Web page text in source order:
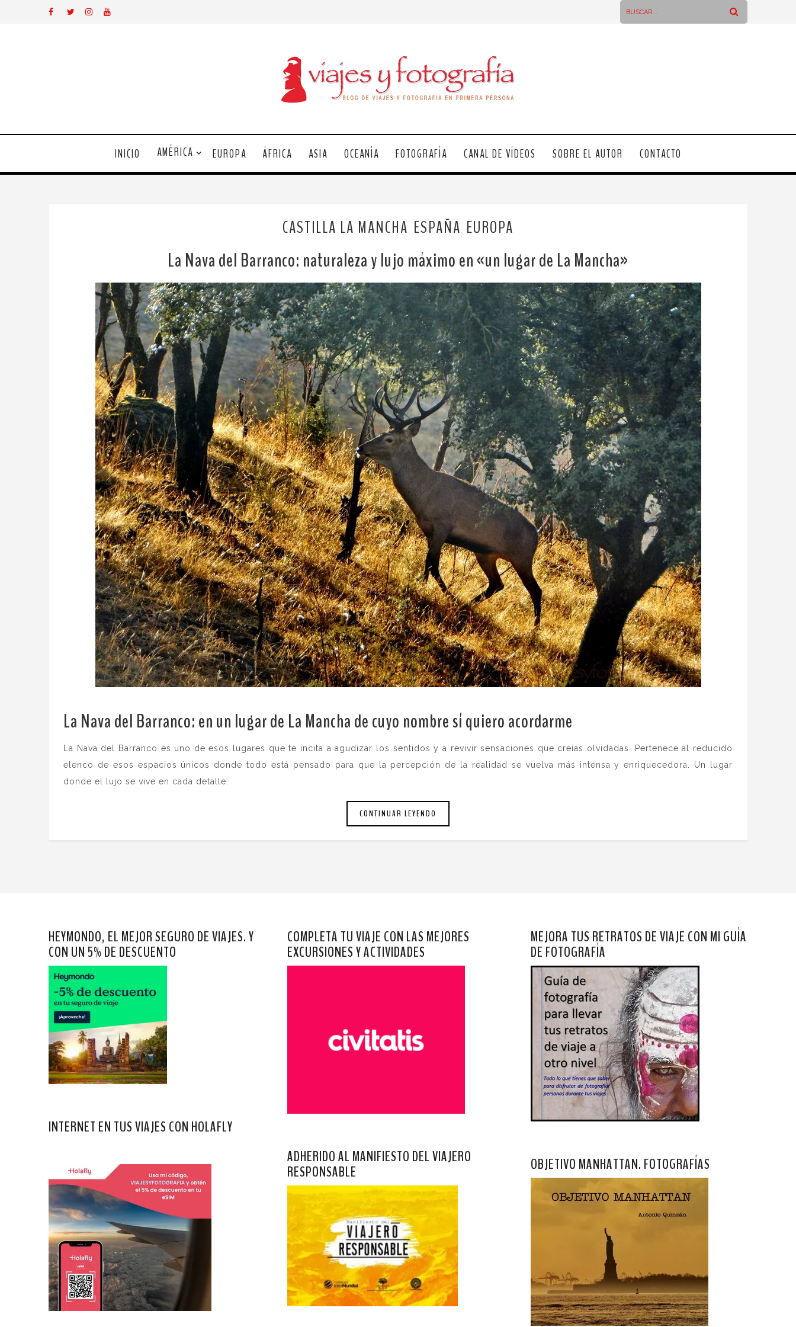
INICIO AMÉRICA EUROPA ÁFRICA ASIA OCEANÍA FOTOGRAFÍA CANAL DE VÍDEOS SOBRE EL AUTOR CONTACTO
CASTILLA LA MANCHA ESPAÑA EUROPA
La Nava del Barranco: naturaleza y lujo máximo en «un lugar de La Mancha»
La Nava del Barranco: en un lugar de La Mancha de cuyo nombre sí quiero acordarme
La Nava del Barranco es uno de esos lugares que te incita a agudizar los sentidos y a revivir sensaciones que creías olvidadas. Pertenece al reducido
elenco de esos espacios únicos donde todo está pensado para que la percepción de la realidad se vuelva más intensa y enriquecedora. Un lugar
donde el lujo se vive en cada detalle.
CONTINUAR LEYENDO
HEYMONDO, EL MEJOR SEGURO DE VIAJES. Y
CON UN 5% DE DESCUENTO
INTERNET EN TUS VIAJES CON HOLAFLY
COMPLETA TU VIAJE CON LAS MEJORES
EXCURSIONES Y ACTIVIDADES
ADHERIDO AL MANIFIESTO DEL VIAJERO
RESPONSABLE
MEJORA TUS RETRATOS DE VIAJE CON MI GUÍA
DE FOTOGRAFÍA
OBJETIVO MANHATTAN. FOTOGRAFÍAS